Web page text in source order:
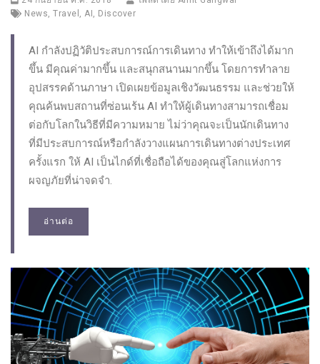
News Travel AI Discover
AI กำลังปฏิวัติประสบการณ์การเดินทาง ทำให้เข้าถึงได้มาก
ขึ้น มีคุณค่ามากขึ้น และสนุกสนานมากขึ้น โดยการทำลาย
อุปสรรคด้านภาษา เปิดเผยข้อมูลเชิงวัฒนธรรม และช่วยให้
คุณค้นพบสถานที่ซ่อนเร้น AI ทำให้ผู้เดินทางสามารถเชื่อม
ต่อกับโลกในวิธีที่มีความหมาย ไม่ว่าคุณจะเป็นนักเดินทาง
ที่มีประสบการณ์หรือกำลังวางแผนการเดินทางต่างประเทศ
ครั้งแรก ให้ AI เป็นไกด์ที่เชื่อถือได้ของคุณสู่โลกแห่งการ
ผจญภัยที่น่าจดจำ.
อ่านต่อ